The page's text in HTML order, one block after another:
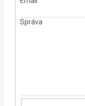
Správa